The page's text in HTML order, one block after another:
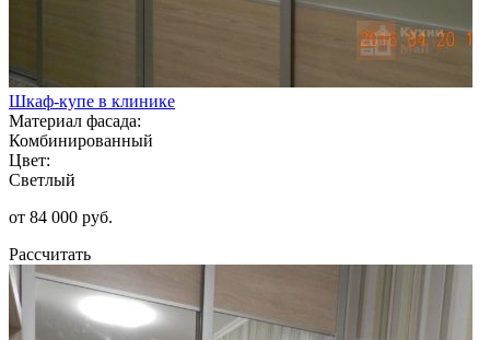
Шкаф-купе в клинике
Материал фасада:
Комбинированный
Цвет:
Светлый
от 84 000 руб.
Рассчитать